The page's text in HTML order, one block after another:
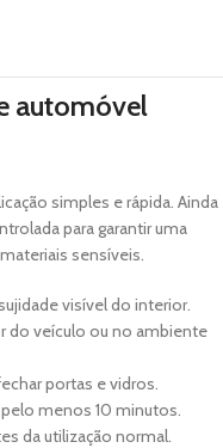
automóvel
simples e rápida. Ainda
para garantir uma
sensíveis.
visível do interior.
do veículo ou no ambiente
portas e vidros.
menos 10 minutos.
da utilização normal.